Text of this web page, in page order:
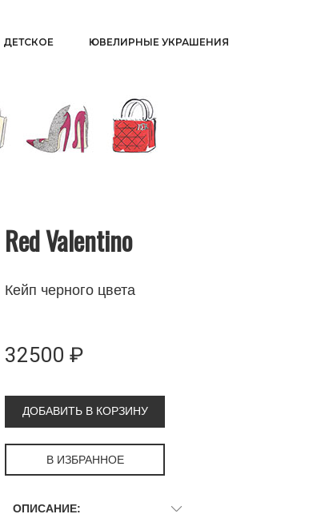
ДЕТСКОЕ ЮВЕЛИРНЫЕ УКРАШЕНИЯ
Red Valentino
Кейп черного цвета
32500 ₽
ДОБАВИТЬ В КОРЗИНУ
В ИЗБРАННОЕ
ОПИСАНИЕ: